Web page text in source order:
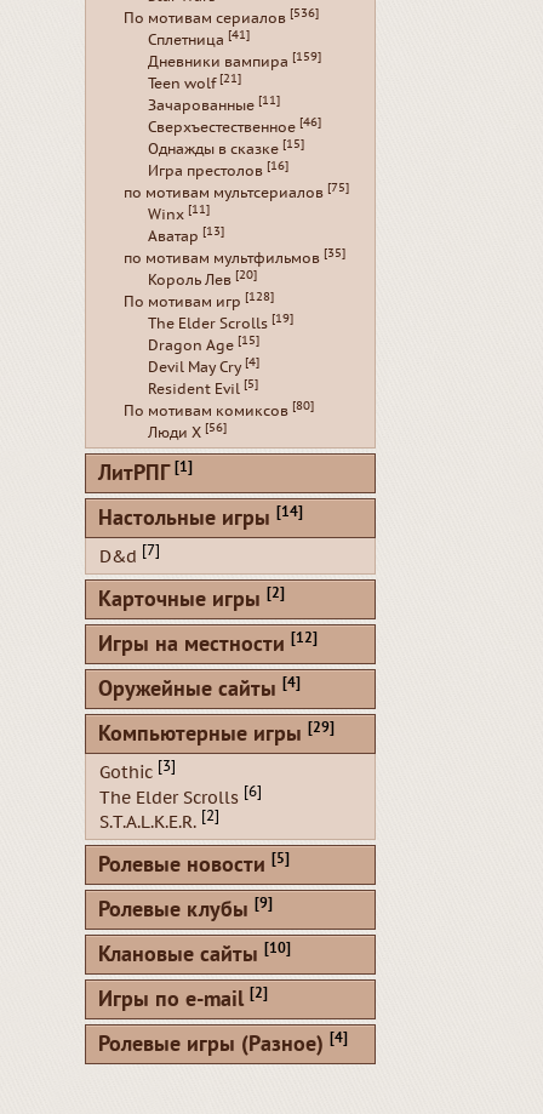
По мотивам сериалов [536]
Сплетница [41]
Дневники вампира [159]
Teen wolf [21]
Зачарованные [11]
Сверхъестественное [46]
Однажды в сказке [15]
Игра престолов [16]
по мотивам мультсериалов [75]
Winx [11]
Аватар [13]
по мотивам мультфильмов [35]
Король Лев [20]
По мотивам игр [128]
The Elder Scrolls [19]
Dragon Age [15]
Devil May Cry [4]
Resident Evil [5]
По мотивам комиксов [80]
Люди Х [56]
ЛитРПГ [1]
Настольные игры [14]
D&d [7]
Карточные игры [2]
Игры на местности [12]
Оружейные сайты [4]
Компьютерные игры [29]
Gothic [3]
The Elder Scrolls [6]
S.T.A.L.K.E.R. [2]
Ролевые новости [5]
Ролевые клубы [9]
Клановые сайты [10]
Игры по e-mail [2]
Ролевые игры (Разное) [4]